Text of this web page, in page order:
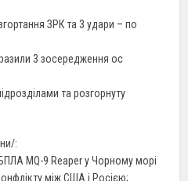
ЗРК та 3 удари – по
3 зосередження ос
та розгорнуту
:
MQ-9 Reaper у Чорному морі
між США і Росією;